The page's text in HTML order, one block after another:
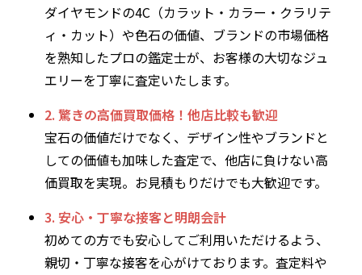
ダイヤモンドの4C（カラット・カラー・クラリテ
ィ・カット）や色石の価値、ブランドの市場価格
を熟知したプロの鑑定士が、お客様の大切なジュ
エリーを丁寧に査定いたします。
2. 驚きの高価買取価格！他店比較も歓迎
宝石の価値だけでなく、デザイン性やブランドと
しての価値も加味した査定で、他店に負けない高
価買取を実現。お見積もりだけでも大歓迎です。
3. 安心・丁寧な接客と明朗会計
初めての方でも安心してご利用いただけるよう、
親切・丁寧な接客を心がけております。査定料や